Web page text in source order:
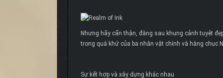
Nhưng hãy cẩn thận, đằng sau khung cảnh tuyệt
trong quá khứ của ba nhân vật chính và hàng chục
Sự kết hợp và xây dựng khác nhau